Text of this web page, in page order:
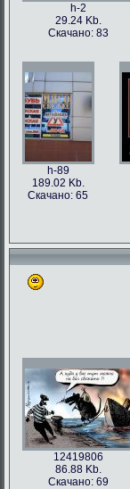
h-2
29.24 Kb.
Скачано: 83
h-89
189.02 Kb.
Скачано: 65
12419806
86.88 Kb.
Скачано: 69